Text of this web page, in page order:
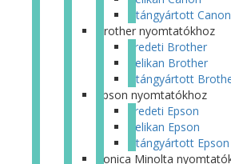
Utángyártott Canon
Brother nyomtatókhoz
Eredeti Brother
Pelikan Brother
Utángyártott
Epson nyomtatókhoz
Eredeti Epson
Pelikan Epson
Utángyártott Epson
Konica Minolta